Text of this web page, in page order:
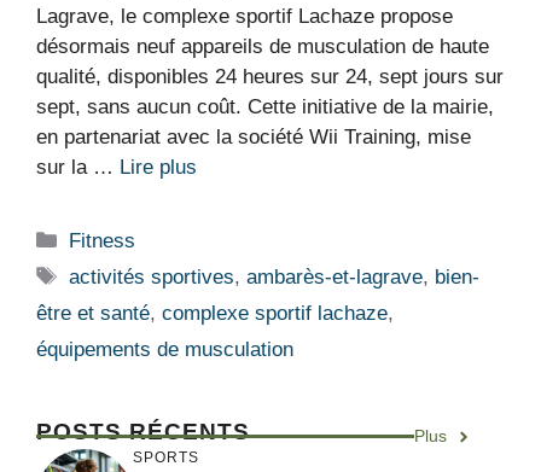
Lagrave, le complexe sportif Lachaze propose
désormais neuf appareils de musculation de haute
qualité, disponibles 24 heures sur 24, sept jours sur
sept, sans aucun coût. Cette initiative de la mairie,
en partenariat avec la société Wii Training, mise
sur la … Lire plus
Catégories
Fitness
Étiquettes
activités sportives,ambarès-et-lagrave, bien-
être et santé, complexe sportif lachaze,
équipements de musculation
POSTS RÉCENTS Plus
SPORTS